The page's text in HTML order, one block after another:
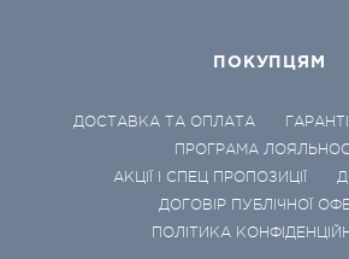
ПОКУПЦЯМ
ДОСТАВКА ТА ОПЛАТА
ПРОГРАМА
АКЦІЇ І СПЕЦ ПРОПОЗИЦІЇ
ДОГОВІР ПУБЛІЧНОЇ
ПОЛІТИКА